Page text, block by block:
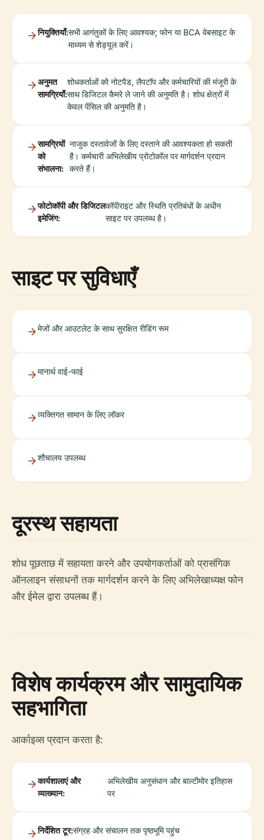
नियुक्तियाँ:सभी आगंतुकों के लिए आवश्यक; फोन या BCA वेबसाइट के
माध्यम से शेड्यूल करें।
अनुमत
सामग्रियाँ:
शोधकर्ताओं को नोटपैड, लैपटॉप और कर्मचारियों की मंजूरी के
साथ डिजिटल कैमरे ले जाने की अनुमति है। शोध क्षेत्रों में
केवल पेंसिल की अनुमति है।
सामग्रियों
को
संभालना:
नाजुक दस्तावेजों के लिए दस्ताने की आवश्यकता हो सकती
है। कर्मचारी अभिलेखीय प्रोटोकॉल पर मार्गदर्शन प्रदान
करते हैं।
फोटोकॉपी और डिजिटल
इमेजिंग:
कॉपीराइट और स्थिति प्रतिबंधों के अधीन
साइट पर उपलब्ध है।
साइट पर सुविधाएँ
मेजों और आउटलेट के साथ सुरक्षित रीडिंग रूम
मानार्थ वाई-फाई
व्यक्तिगत सामान के लिए लॉकर
शौचालय उपलब्ध
दूरस्थ सहायता
शोध पूछताछ में सहायता करने और उपयोगकर्ताओं को प्रासंगिक
ऑनलाइन संसाधनों तक मार्गदर्शन करने के लिए अभिलेखाध्यक्ष फोन
और ईमेल द्वारा उपलब्ध हैं।
विशेष कार्यक्रम और सामुदायिक
सहभागिता
आर्काइव्स प्रदान करता है:
कार्यशालाएं और
व्याख्यान:
अभिलेखीय अनुसंधान और बाल्टीमोर इतिहास
पर
निर्देशित टूर:संग्रह और संचालन तक पृष्ठभूमि पहुंच